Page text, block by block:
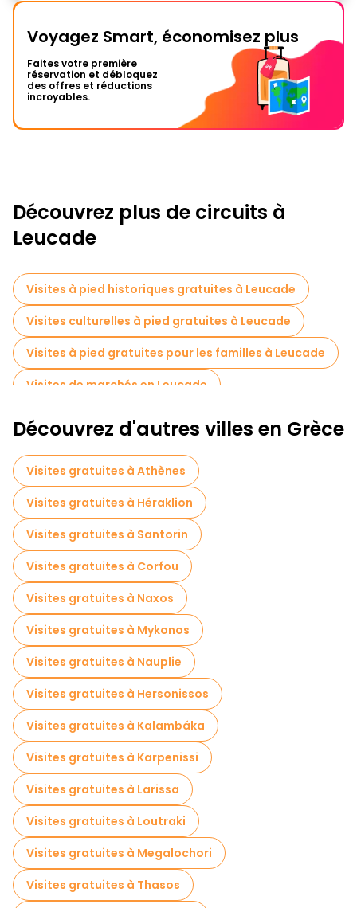
Voyagez Smart, économisez plus
Faites votre première
réservation et débloquez
des offres et réductions
incroyables.
Découvrez plus de circuits à
Leucade
Visites à pied historiques gratuites à Leucade
Visites culturelles à pied gratuites à Leucade
Visites à pied gratuites pour les familles à Leucade
Visites de marchés en Leucade
Excursions d'une journée gratuites à Leucade
Découvrez d'autres villes en Grèce
Visites gratuites à Athènes
Visites gratuites à Héraklion
Visites gratuites à Santorin
Visites gratuites à Corfou
Visites gratuites à Naxos
Visites gratuites à Mykonos
Visites gratuites à Nauplie
Visites gratuites à Hersonissos
Visites gratuites à Kalambáka
Visites gratuites à Karpenissi
Visites gratuites à Larissa
Visites gratuites à Loutraki
Visites gratuites à Megalochori
Visites gratuites à Thasos